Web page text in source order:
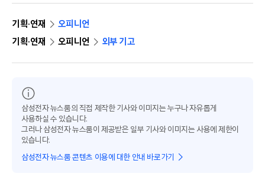
기획·연재
오피니언
기획·연재
오피니언 외부 기고
삼성전자 뉴스룸의 직접 제작한 기사와 이미지는 누구나 자유롭게
사용하실 수 있습니다.
그러나 삼성전자 뉴스룸이 제공받은 일부 기사와 이미지는 사용에 제한이
있습니다.
삼성전자 뉴스룸 콘텐츠 이용에 대한 안내 바로가기